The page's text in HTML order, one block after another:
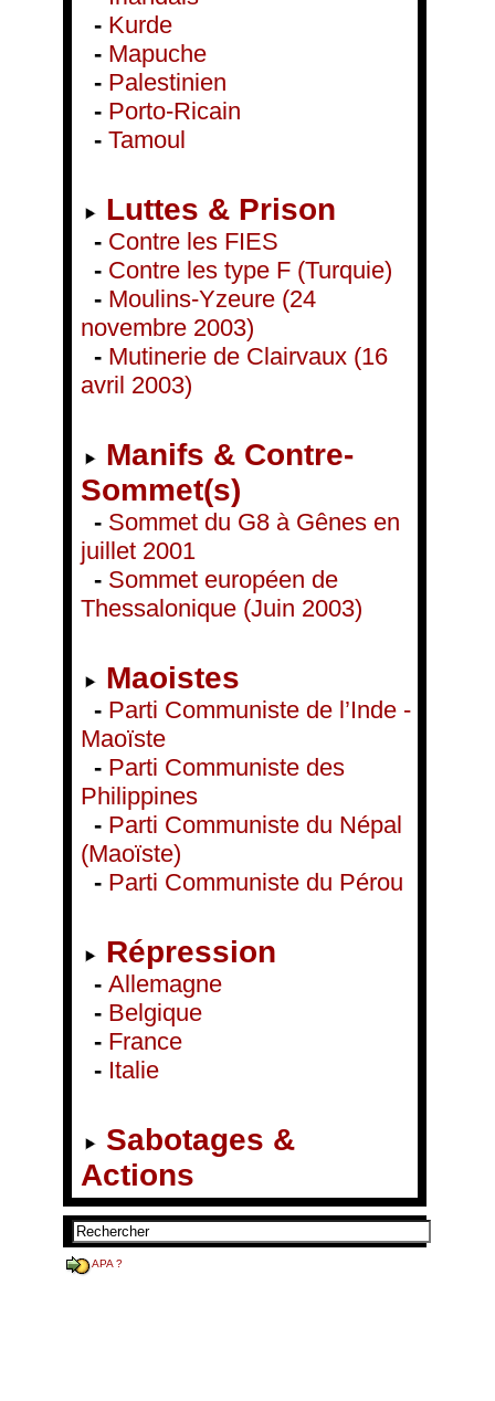
- Kurde
- Mapuche
- Palestinien
- Porto-Ricain
- Tamoul
Luttes & Prison
- Contre les FIES
- Contre les type F (Turquie)
- Moulins-Yzeure (24
novembre 2003)
- Mutinerie de Clairvaux (16
avril 2003)
Manifs & Contre-
Sommet(s)
- Sommet du G8 à Gênes en
juillet 2001
- Sommet européen de
Thessalonique (Juin 2003)
Maoistes
- Parti Communiste de l’Inde -
Maoïste
- Parti Communiste des
Philippines
- Parti Communiste du Népal
(Maoïste)
- Parti Communiste du Pérou
Répression
- Allemagne
- Belgique
- France
- Italie
Sabotages &
Actions
APA ?